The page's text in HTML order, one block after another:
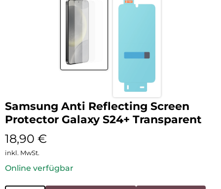
Samsung Anti Reflecting Screen
Protector Galaxy S24+ Transparent
18,90 €
inkl. MwSt.
Online verfügbar